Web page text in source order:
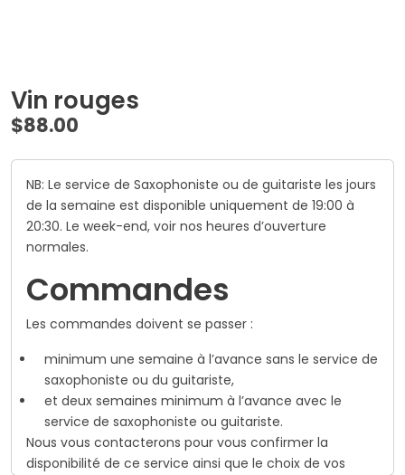
Vin rouges
$88.00
NB: Le service de Saxophoniste ou de guitariste les jours
de la semaine est disponible uniquement de 19:00 à
20:30. Le week-end, voir nos heures d’ouverture
normales.
Commandes
Les commandes doivent se passer :
minimum une semaine à l’avance sans le service de
saxophoniste ou du guitariste,
et deux semaines minimum à l’avance avec le
service de saxophoniste ou guitariste.
Nous vous contacterons pour vous confirmer la
disponibilité de ce service ainsi que le choix de vos